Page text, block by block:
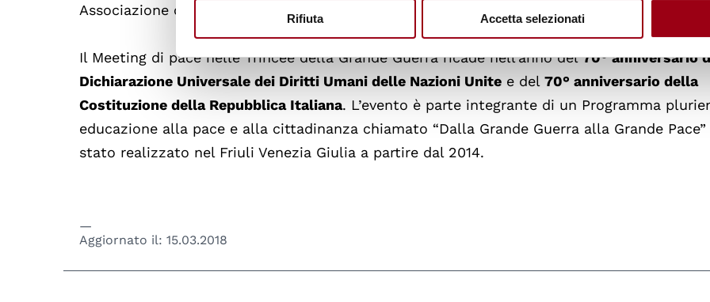
Rifiuta Accetta selezionati
Associazione culturale Benkadì, Cipsi, Cevi, Governo dei Giovani di Fiumicello.
Il Meeting di pace nelle Trincee della Grande Guerra ricade nell’anno del70° anniversario
Dichiarazione Universale dei Diritti Umani delle Nazioni Unite e del70° anniversario della
Costituzione della Repubblica Italiana. L’evento è parte integrante di un Programma
educazione alla pace e alla cittadinanza chiamato “Dalla Grande Guerra alla Grande Pace”
stato realizzato nel Friuli Venezia Giulia a partire dal 2014.
Aggiornato il:15.03.2018